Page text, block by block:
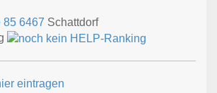
85 6467 Schattdorf